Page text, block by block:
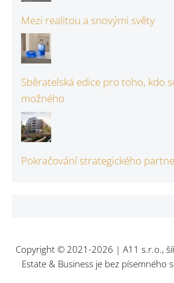
Mezi realitou a snovými světy
Sběratelská edice pro toho, kdo
možného
Pokračování strategického
Copyright © 2021-2026 | A11 s.r.o.,
Estate & Business je bez písemného